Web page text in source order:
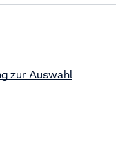
zur Auswahl